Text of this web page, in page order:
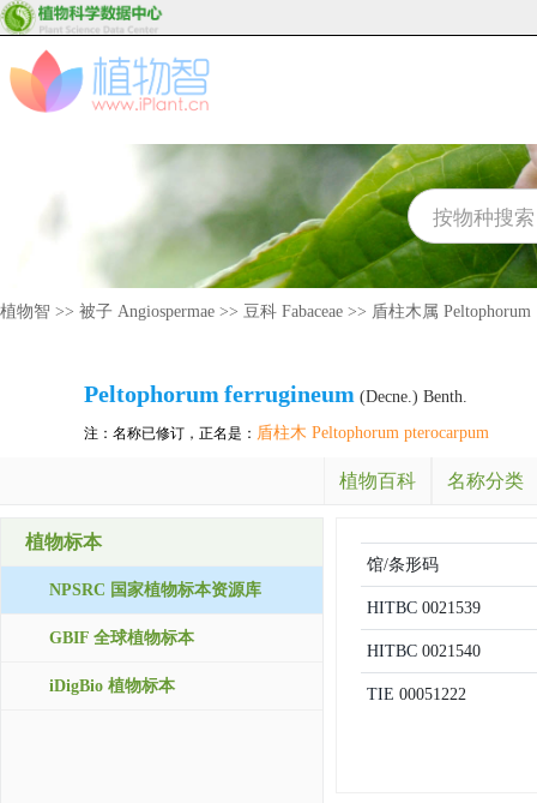
植物智 >> 被子 Angiospermae >> 豆科 Fabaceae >> 盾柱木属 Peltophorum
Peltophorum ferrugineum (Decne.) Benth.
注：名称已修订，正名是： 盾柱木 Peltophorum pterocarpum
植物百科 名称分类
植物标本
NPSRC 国家植物标本资源库
GBIF 全球植物标本
iDigBio 植物标本
馆/条形码
HITBC 0021539
HITBC 0021540
TIE 00051222